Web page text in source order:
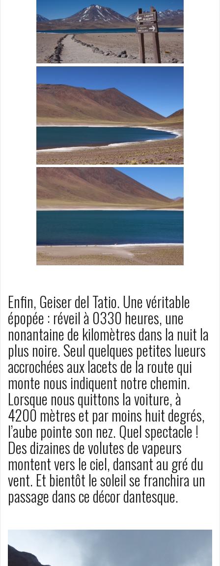
Enfin, Geiser del Tatio. Une véritable
épopée : réveil à 0330 heures, une
nonantaine de kilomètres dans la nuit la
plus noire. Seul quelques petites lueurs
accrochées aux lacets de la route qui
monte nous indiquent notre chemin.
Lorsque nous quittons la voiture, à
4200 mètres et par moins huit degrés,
l’aube pointe son nez. Quel spectacle !
Des dizaines de volutes de vapeurs
montent vers le ciel, dansant au gré du
vent. Et bientôt le soleil se franchira un
passage dans ce décor dantesque.